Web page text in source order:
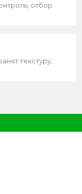
отбор
текстуру,